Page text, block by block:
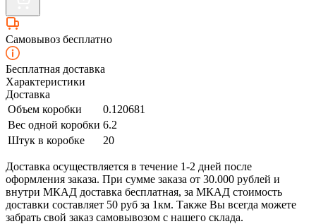
Самовывоз бесплатно
Бесплатная доставка
Характеристики
Доставка
Объем коробки
0.120681
Вес одной коробки 6.2
Штук в коробке
20
Доставка осуществляется в течение 1-2 дней после
оформления заказа. При сумме заказа от 30.000 рублей и
внутри МКАД доставка бесплатная, за МКАД стоимость
доставки составляет 50 руб за 1км. Также Вы всегда можете
забрать свой заказ самовывозом с нашего склада.